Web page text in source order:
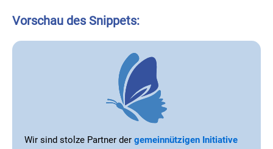
Vorschau des Snippets:
Wir sind stolze Partner der gemeinnützigen Initiative